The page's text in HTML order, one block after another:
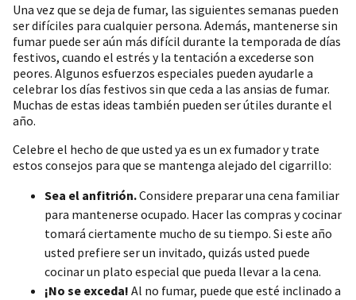
Una vez que se deja de fumar, las siguientes semanas pueden
ser difíciles para cualquier persona. Además, mantenerse sin
fumar puede ser aún más difícil durante la temporada de días
festivos, cuando el estrés y la tentación a excederse son
peores. Algunos esfuerzos especiales pueden ayudarle a
celebrar los días festivos sin que ceda a las ansias de fumar.
Muchas de estas ideas también pueden ser útiles durante el
año.
Celebre el hecho de que usted ya es un ex fumador y trate
estos consejos para que se mantenga alejado del cigarrillo:
Sea el anfitrión.Considere preparar una cena familiar
para mantenerse ocupado. Hacer las compras y cocinar
tomará ciertamente mucho de su tiempo. Si este año
usted prefiere ser un invitado, quizás usted puede
cocinar un plato especial que pueda llevar a la cena.
¡No se exceda! Al no fumar, puede que esté inclinado a